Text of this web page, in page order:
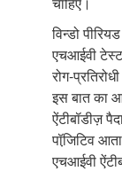
विन्डो पीरियड
एचआईवी
रोग-
इस बात का
ऐंटीबॉडीज़
पॉजि़टिव
एचआईवी